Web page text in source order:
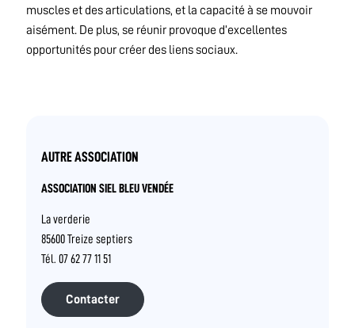
muscles et des articulations, et la capacité à se mouvoir
aisément. De plus, se réunir provoque d’excellentes
opportunités pour créer des liens sociaux.
AUTRE ASSOCIATION
ASSOCIATION SIEL BLEU VENDÉE
La verderie
85600 Treize septiers
Tél. 07 62 77 11 51
Contacter